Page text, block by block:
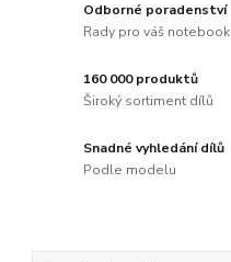
Odborné poradenství
Rady pro váš notebook
160 000 produktů
Široký sortiment dílů
Snadné vyhledání dílů
Podle modelu